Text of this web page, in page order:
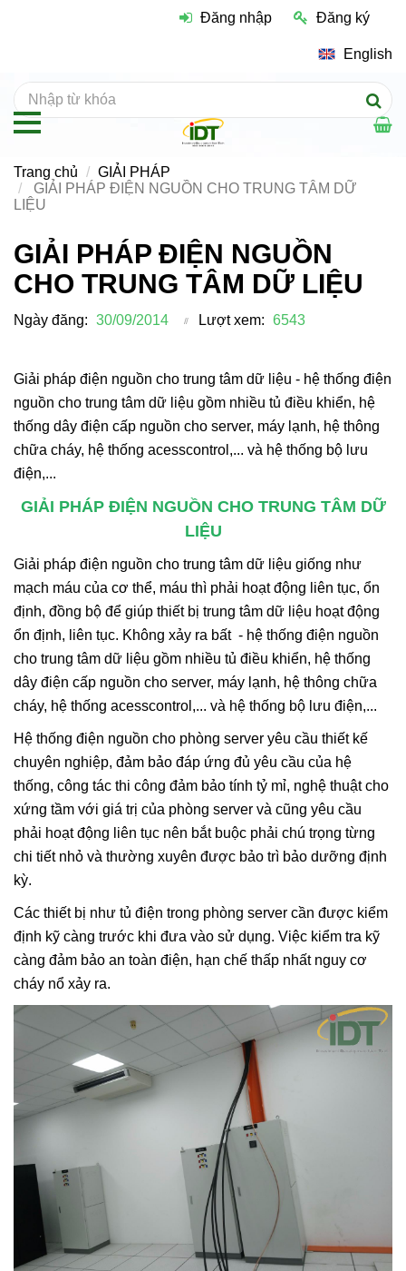
GIẢI PHÁP ĐIỆN NGUỒN
CHO TRUNG TÂM DỮ LIỆU
Ngày đăng: 30/09/2014 Lượt xem: 6543
Giải pháp điện nguồn cho trung tâm dữ liệu - hệ thống điện
nguồn cho trung tâm dữ liệu gồm nhiều tủ điều khiển, hệ
thống dây điện cấp nguồn cho server, máy lạnh, hệ thông
chữa cháy, hệ thống acesscontrol,... và hệ thống bộ lưu
điện,...
GIẢI PHÁP ĐIỆN NGUỒN CHO TRUNG TÂM DỮ
LIỆU
Giải pháp điện nguồn cho trung tâm dữ liệu giống như
mạch máu của cơ thể, máu thì phải hoạt động liên tục, ổn
định, đồng bộ để giúp thiết bị trung tâm dữ liệu hoạt động
ổn định, liên tục. Không xảy ra bất - hệ thống điện nguồn
cho trung tâm dữ liệu gồm nhiều tủ điều khiển, hệ thống
dây điện cấp nguồn cho server, máy lạnh, hệ thông chữa
cháy, hệ thống acesscontrol,... và hệ thống bộ lưu điện,...
Hệ thống điện nguồn cho phòng server yêu cầu thiết kế
chuyên nghiệp, đảm bảo đáp ứng đủ yêu cầu của hệ
thống, công tác thi công đảm bảo tính tỷ mỉ, nghệ thuật cho
xứng tầm với giá trị của phòng server và cũng yêu cầu
phải hoạt động liên tục nên bắt buộc phải chú trọng từng
chi tiết nhỏ và thường xuyên được bảo trì bảo dưỡng định
kỳ.
Các thiết bị như tủ điện trong phòng server cần được kiểm
định kỹ càng trước khi đưa vào sử dụng. Việc kiểm tra kỹ
càng đảm bảo an toàn điện, hạn chế thấp nhất nguy cơ
cháy nổ xảy ra.
Đăng nhập Đăng ký
English
Trang chủ
GIẢI PHÁP
GIẢI PHÁP ĐIỆN NGUỒN CHO TRUNG TÂM DỮ
LIỆU